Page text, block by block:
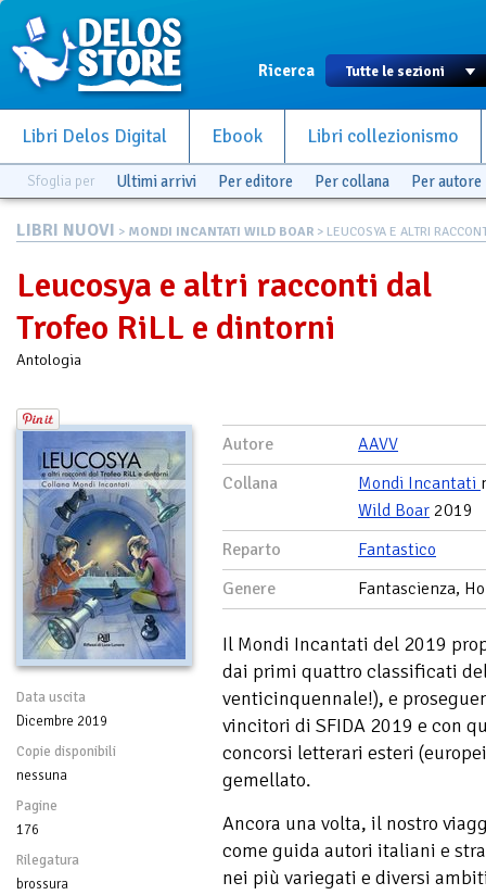
Ricerca
Libri Delos Digital Ebook Libri collezionismo
Sfoglia per Ultimi arrivi Per editore Per collana Per autore
LIBRI NUOVI > MONDI INCANTATI WILD BOAR > LEUCOSYA E ALTRI
Leucosya e altri racconti dal
Trofeo RiLL e dintorni
Antologia
Data uscita
Dicembre 2019
Copie disponibili
nessuna
Pagine
176
Rilegatura
brossura
Autore
AAVV
Collana
Mondi Incantati
Wild Boar 2019
Reparto
Fantastico
Genere
Fantascienza,
Il Mondi Incantati del 2019
dai primi quattro classificati del
venticinquennale!), e
vincitori di SFIDA 2019 e con
concorsi letterari esteri
gemellato.
Ancora una volta, il nostro
come guida autori italiani e
nei più variegati e diversi